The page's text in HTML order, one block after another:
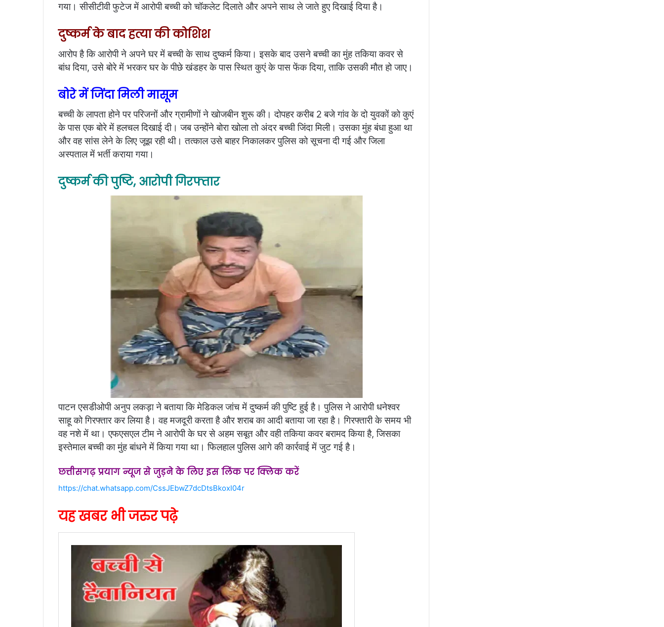
गया। सीसीटीवी फुटेज में आरोपी बच्ची को चॉकलेट दिलाते और अपने साथ ले जाते हुए दिखाई दिया है।
दुष्कर्म के बाद हत्या की कोशिश
आरोप है कि आरोपी ने अपने घर में बच्ची के साथ दुष्कर्म किया। इसके बाद उसने बच्ची का मुंह तकिया कवर से
बांध दिया, उसे बोरे में भरकर घर के पीछे खंडहर के पास स्थित कुएं के पास फेंक दिया, ताकि उसकी मौत हो जाए।
बोरे में जिंदा मिली मासूम
बच्ची के लापता होने पर परिजनों और ग्रामीणों ने खोजबीन शुरू की। दोपहर करीब 2 बजे गांव के दो युवकों को कुएं
के पास एक बोरे में हलचल दिखाई दी। जब उन्होंने बोरा खोला तो अंदर बच्ची जिंदा मिली। उसका मुंह बंधा हुआ था
और वह सांस लेने के लिए जूझ रही थी। तत्काल उसे बाहर निकालकर पुलिस को सूचना दी गई और जिला
अस्पताल में भर्ती कराया गया।
दुष्कर्म की पुष्टि, आरोपी गिरफ्तार
पाटन एसडीओपी अनुप लकड़ा ने बताया कि मेडिकल जांच में दुष्कर्म की पुष्टि हुई है। पुलिस ने आरोपी धनेश्वर
साहू को गिरफ्तार कर लिया है। वह मजदूरी करता है और शराब का आदी बताया जा रहा है। गिरफ्तारी के समय भी
वह नशे में था। एफएसएल टीम ने आरोपी के घर से अहम सबूत और वही तकिया कवर बरामद किया है, जिसका
इस्तेमाल बच्ची का मुंह बांधने में किया गया था। फिलहाल पुलिस आगे की कार्रवाई में जुट गई है।
छत्तीसगढ़ प्रयाग न्यूज से जुड़ने के लिए इस लिंक पर क्लिक करें
https://chat.whatsapp.com/CssJEbwZ7dcDtsBkoxI04r
यह खबर भी जरुर पढ़े